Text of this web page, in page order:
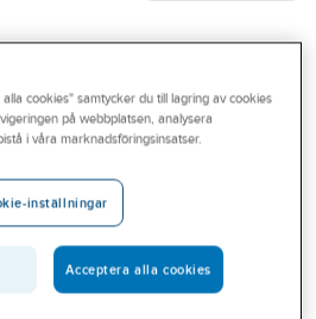
Bärregel U180
REGEL 6602-02 U180
cookies" samtycker du till lagring av cookies
på webbplatsen, analysera
i våra marknadsföringsinsatser.
inställningar
Acceptera alla cookies